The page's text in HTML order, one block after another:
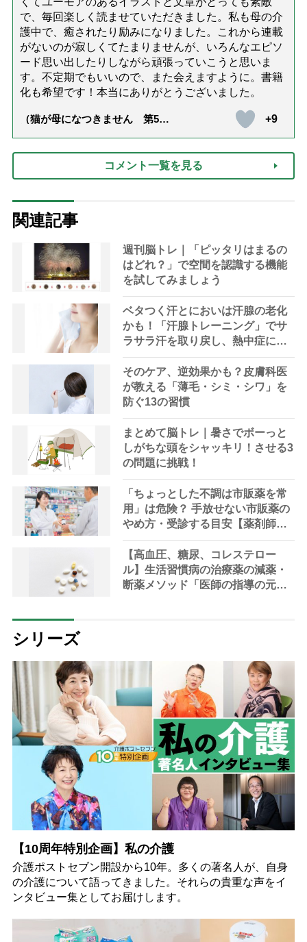
で、毎回楽しく読ませていただきました。私も母の介
護中で、癒されたり励みになりました。これから連載
がないのが寂しくてたまりませんが、いろんなエピソ
ード思い出したりしながら頑張っていこうと思いま
す。不定期でもいいので、また会えますように。書籍
化も希望です！本当にありがとうございました。
（猫が母になつきません 第500
+9
コメント一覧を見る
関連記事
週刊脳トレ｜「ピッタリはまるの
はどれ？」で空間を認識する機能
を試してみましょう
ベタつく汗とにおいは汗腺の老化
かも！「汗腺トレーニング」でサ
ラサラ汗を取り戻し、熱中症に負
けない体へ
そのケア、逆効果かも？皮膚科医
が教える「薄毛・シミ・シワ」を
防ぐ13の習慣
まとめて脳トレ｜暑さでボーっと
しがちな頭をシャッキリ！させる3
の問題に挑戦！
「ちょっとした不調は市販薬を常
用」は危険？ 手放せない市販薬の
やめ方・受診する目安【薬剤師解
説】
【高血圧、糖尿、コレステロー
ル】生活習慣病の治療薬の減薬・
断薬メソッド「医師の指導の元、
シリーズ
【10周年特別企画】私の介護
介護ポストセブン開設から10年。多くの著名人が、自身
の介護について語ってきました。それらの貴重な声をイ
ンタビュー集としてお届けします。